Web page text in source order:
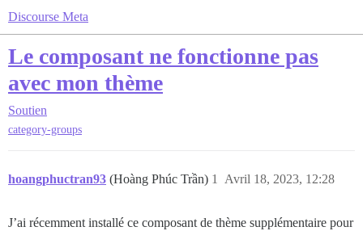
Discourse Meta
Le composant ne fonctionne pas
avec mon thème
Soutien
category-groups
hoangphuctran93 (Hoàng Phúc Trần) Avril 18, 2023, 12:28
1
J’ai récemment installé ce composant de thème supplémentaire pour